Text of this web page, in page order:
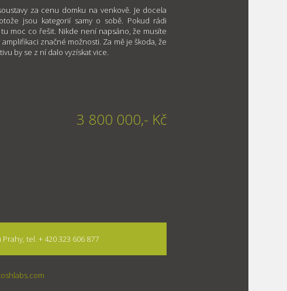
za cenu domku na venkově. Je docela
jsou kategorií samy o sobě. Pokud rádi
moc co řešit. Nikde není napsáno, že musíte
značné možnosti. Za mě je škoda, že
by se z ní dalo vyzískat vice.
3 800 000,- Kč
tel. + 420 323 606 877